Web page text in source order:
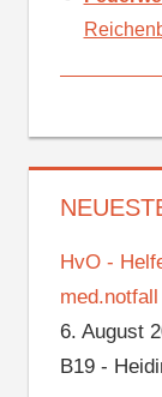
HvO -
med.notfall
6. August
B19 -